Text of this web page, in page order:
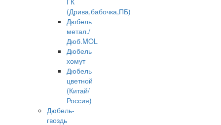
(Дрива,бабочка,ПБ)
Дюбель
метал./
Дюб.MOL
Дюбель
хомут
Дюбель
цветной
(Китай/
Россия)
Дюбель-
гвоздь